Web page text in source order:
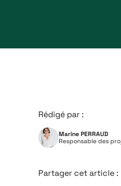
Rédigé par :
Marine PERRAUD
Responsable des
Partager cet article :